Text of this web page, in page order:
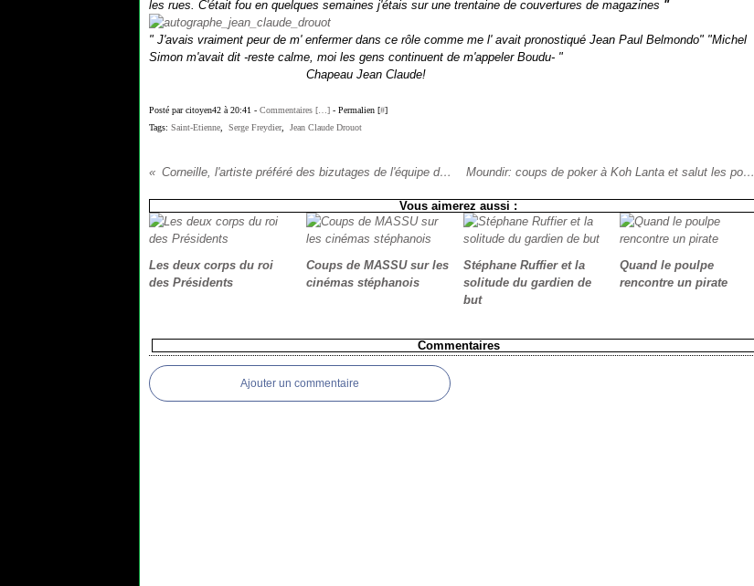
les rues. C'était fou en quelques semaines j'étais sur une trentaine de couvertures de magazines "
" J'avais vraiment peur de m' enfermer dans ce rôle comme me l' avait pronostiqué Jean Paul Belmondo" "Michel
Simon m'avait dit -reste calme, moi les gens continuent de m'appeler Boudu- "
Chapeau Jean Claude!
Posté par citoyen42 à 20:41 - Commentaires [ ] - Permalien [#]
Tags: Saint-Etienne Serge Freydier, Jean Claude Drouot
Corneille, l'artiste préféré des bizutages de l'équipe de France Moundir: coups de poker à Koh Lanta et salut les poteaux....
Vous aimerez aussi :
Les deux corps du roi
des Présidents
Coups de MASSU sur les
cinémas stéphanois
Stéphane Ruffier et la
solitude du gardien de
but
Quand le poulpe
rencontre un pirate
Commentaires
Ajouter un commentaire